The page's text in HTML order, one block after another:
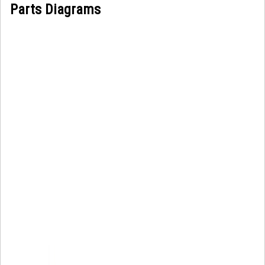
Parts Diagrams